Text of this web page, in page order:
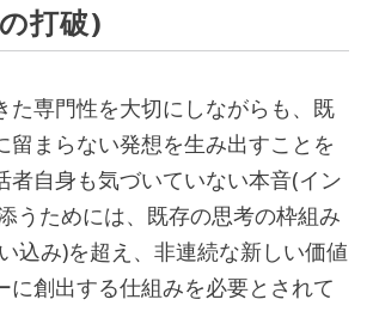
打破)
専門性を大切にしながらも、既
留まらない発想を生み出すことを
者自身も気づいていない本音(イン
うためには、既存の思考の枠組み
込み)を超え、非連続な新しい価値
に創出する仕組みを必要とされて